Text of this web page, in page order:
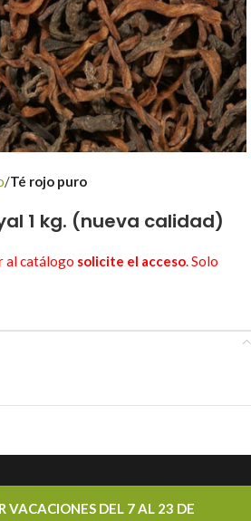
Té rojo puro
1 kg. (nueva calidad)
al catálogo solicite el acceso. Solo
VACACIONES DEL 7 AL 23 DE